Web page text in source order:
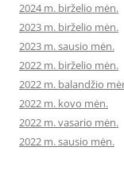
2024 m. birželio mėn.
2023 m. birželio mėn.
2023 m. sausio mėn.
2022 m. birželio mėn.
2022 m. balandžio
2022 m. kovo mėn.
2022 m. vasario mėn.
2022 m. sausio mėn.